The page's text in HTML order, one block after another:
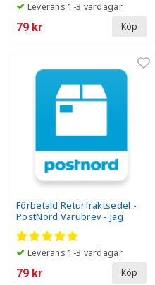
Leverans 1-3 vardagar
79 kr Köp
Förbetald Returfraktsedel -
PostNord Varubrev - Jag
beställde av misstag
Leverans 1-3 vardagar
79 kr Köp